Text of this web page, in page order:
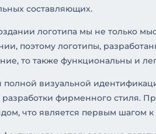
составляющих.
логотипа мы не только
поэтому логотипы,
то также функциональны и
полной визуальной
разработки фирменного стиля.
что является первым шагом